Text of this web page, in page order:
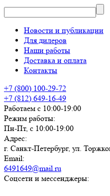
Новости и публикации
Для дилеров
Наши работы
Доставка и оплата
Контакты
+7 (800) 100-29-72
+7 (812) 649-16-49
Работаем с 10:00-19:00
Режим работы:
Пн-Пт, с 10:00-19:00
Адрес:
г. Санкт-Петербург, ул.
Email:
6491649@mail.ru
Соцсети и мессенджеры: